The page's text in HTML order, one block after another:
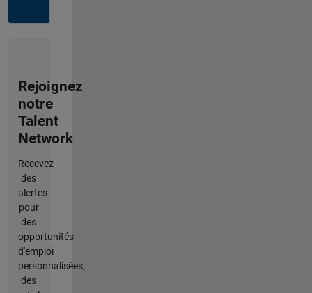
Rejoignez
notre
Talent
Network
Recevez
des
alertes
pour
des
opportunités
d'emploi
personnalisées,
des